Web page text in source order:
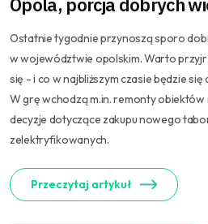
Ostatnie tygodnie przynoszą sporo
w województwie opolskim. Warto
się - i co w najbliższym czasie będzie
W grę wchodzą m.in. remonty
decyzje dotyczące zakupu nowego
zelektryfikowanych.
Przeczytaj artykuł